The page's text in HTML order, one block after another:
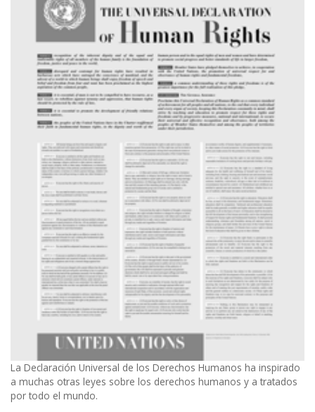
La Declaración Universal de los Derechos Humanos ha inspirado
a muchas otras leyes sobre los derechos humanos y a tratados
por todo el mundo.